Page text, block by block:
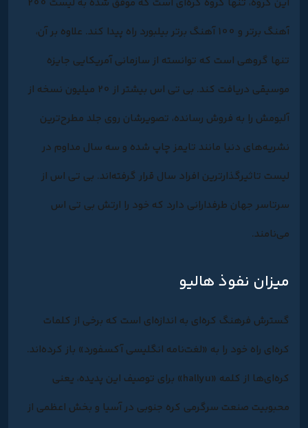
آهنگ برتر و 100 آهنگ برتر بیلبورد راه پیدا کند. علاوه بر آن،
تنها گروهی است که توانسته از سازمانی آمریکایی جایزه
موسیقی دریافت کند. بی تی اس بیشتر از 20 میلیون نسخه از
آلبومش را به فروش رسانده، تصویرشان روی جلد مطرح‌ترین
نشریه‌های دنیا مانند تایمز چاپ شده و سه سال مداوم در
لیست تاثیرگذارترین افراد سال قرار گرفته‌اند. بی تی اس از
سرتاسر جهان طرفدارانی دارد که خود را ارتش بی تی اس
می‌نامند.
میزان نفوذ هالیو
گسترش فرهنگ کره‌ای به اندازه‌ای است که برخی از کلمات
کره‌ای راه خود را به «لغت‌نامه انگلیسی آکسفورد» باز کرده‌اند.
کره‌ای‌ها از کلمه «hallyu»‌ برای توصیف این پدیده، یعنی
محبوبیت صنعت سرگرمی کره جنوبی در آسیا و بخش اعظمی از